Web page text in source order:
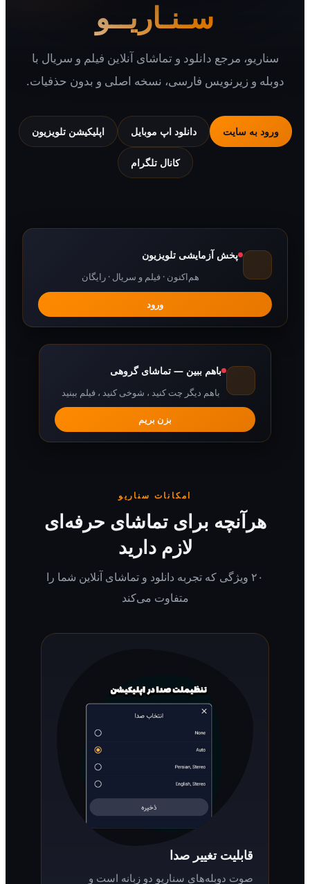
سـنـاریــو
مرجع دانلود و تماشای آنلاین فیلم و سریال با
و زیرنویس فارسی، نسخه اصلی و بدون حذفیات.
به سایت دانلود اپ موبایل اپلیکیشن تلویزیون
کانال تلگرام
پخش آزمایشی تلویزیون
هم‌اکنون · فیلم و سریال · رایگان
باهم ببین — تماشای گروهی
باهم دیگر چت کنید ، شوخی کنید ، فیلم ببنید
امکانات سناریو
برای تماشای حرفه‌ای
لازم دارید
۲۰ ویژگی که تجربه دانلود و تماشای آنلاین شما را
متفاوت می‌کند
قابلیت تغییر صدا
صوت دوبله‌های سناریو دو زبانه است و